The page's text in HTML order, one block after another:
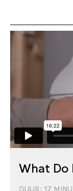
What Do
DUUR: 17